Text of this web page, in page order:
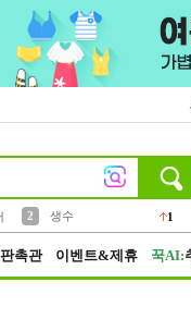
2
생수
1
판촉관 이벤트&제휴 꾹AI: